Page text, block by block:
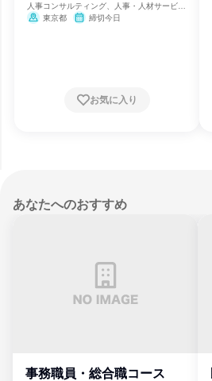
人事コンサルティング、人事・人材サービ
ス、広告・宣伝
東京都 締切今日
お気に入り
あなたへのおすすめ
事務職員・総合職コース